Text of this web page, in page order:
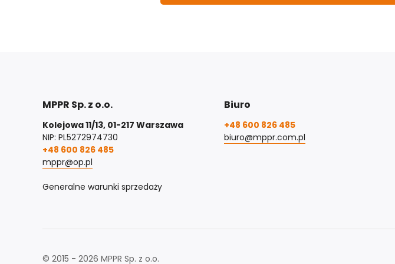
MPPR Sp. z o.o.
Kolejowa 11/13, 01-217 Warszawa
NIP: PL5272974730
+48 600 826 485
mppr@op.pl
Generalne warunki sprzedaży
Biuro
+48 600 826 485
biuro@mppr.com.pl
© 2015 - 2026 MPPR Sp. z o.o.